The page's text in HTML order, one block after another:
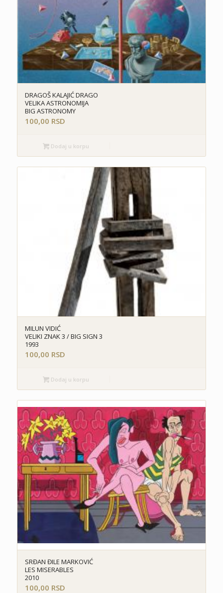
DRAGOŠ KALAJIĆ DRAGO
VELIKA ASTRONOMIJA
BIG ASTRONOMY
100,00 RSD
Dodaj u korpu
MILUN VIDIĆ
VELIKI ZNAK 3 / BIG SIGN 3
1993
100,00 RSD
Dodaj u korpu
SRĐAN ĐILE MARKOVIĆ
LES MISERABLES
2010
100,00 RSD